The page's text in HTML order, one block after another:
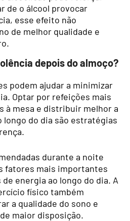
de o álcool provocar
esse efeito não
de melhor qualidade e
depois do almoço?
podem ajudar a minimizar
Optar por refeições mais
à mesa e distribuir melhor a
do dia são estratégias
durante a noite
fatores mais importantes
energia ao longo do dia. A
físico também
a qualidade do sono e
maior disposição.